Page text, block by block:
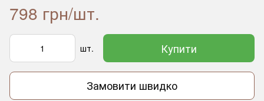
798 грн/шт.
шт. Купити
Замовити швидко